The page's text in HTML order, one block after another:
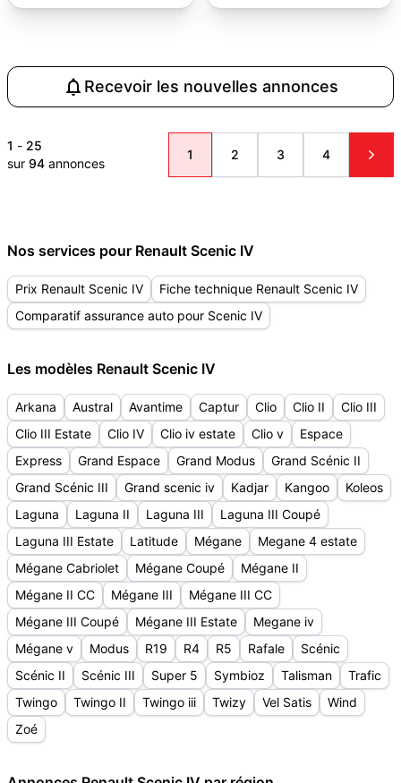
Recevoir les nouvelles annonces
1 - 25
sur 94 annonces
1 2 3 4
Nos services pour Renault Scenic IV
Prix Renault Scenic IV
Fiche technique Renault Scenic IV
Comparatif assurance auto pour Scenic IV
Les modèles Renault Scenic IV
Arkana Austral Avantime Captur Clio Clio II
Clio III
Clio III Estate
Clio IV Clio iv estate Clio v
Espace
Express
Grand Espace Grand Modus
Grand Scénic II
Grand Scénic III
Grand scenic iv Kadjar Kangoo
Koleos
Laguna
Laguna II Laguna III
Laguna III Coupé
Laguna III Estate
Latitude Mégane
Megane 4 estate
Mégane Cabriolet
Mégane Coupé
Mégane II
Mégane II CC
Mégane III
Mégane III CC
Mégane III Coupé
Mégane III Estate
Megane iv
Mégane v
Modus R19 R4 R5 Rafale
Scénic
Scénic II
Scénic III Super 5 Symbioz Talisman
Trafic
Twingo
Twingo II Twingo iii Twizy Vel Satis
Wind
Zoé